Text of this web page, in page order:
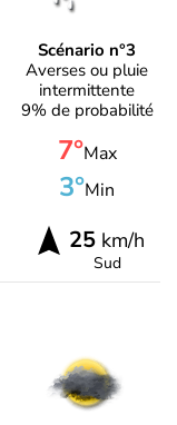
Scénario n°3
Averses ou pluie
intermittente
9% de probabilité
7°Max
3°Min
25 km/h
Sud